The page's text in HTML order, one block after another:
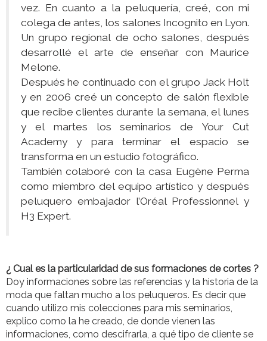
vez. En cuanto a la peluquería, creé, con mi
colega de antes, los salones Incognito en Lyon.
Un grupo regional de ocho salones, después
desarrollé el arte de enseñar con Maurice
Melone.
Después he continuado con el grupo Jack Holt
y en 2006 creé un concepto de salón flexible
que recibe clientes durante la semana, el lunes
y el martes los seminarios de Your Cut
Academy y para terminar el espacio se
transforma en un estudio fotográfico.
También colaboré con la casa Eugène Perma
como miembro del equipo artístico y después
peluquero embajador l’Oréal Professionnel y
H3 Expert.
¿ Cual es la particularidad de sus formaciones de cortes ?
Doy informaciones sobre las referencias y la historia de la
moda que faltan mucho a los peluqueros. Es decir que
cuando utilizo mis colecciones para mis seminarios,
explico como la he creado, de donde vienen las
informaciones, como descifrarla, a qué tipo de cliente se